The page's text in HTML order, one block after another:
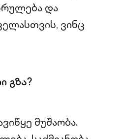
და
ვინც
გზა?
მუშაობა.